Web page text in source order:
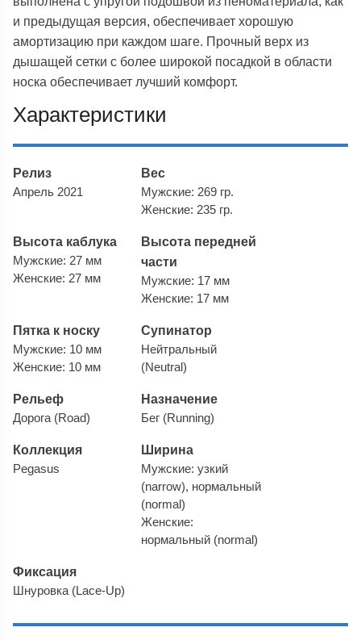
и предыдущая версия, обеспечивает хорошую
амортизацию при каждом шаге. Прочный верх из
дышащей сетки с более широкой посадкой в области
носка обеспечивает лучший комфорт.
Характеристики
Релиз
Апрель 2021
Вес
Мужские: 269 гр.
Женские: 235 гр.
Высота каблука
Мужские: 27 мм
Женские: 27 мм
Высота передней
части
Мужские: 17 мм
Женские: 17 мм
Пятка к носку
Мужские: 10 мм
Женские: 10 мм
Супинатор
Нейтральный
(Neutral)
Рельеф
Дорога (Road)
Назначение
Бег (Running)
Коллекция
Pegasus
Ширина
Мужские: узкий
(narrow), нормальный
(normal)
Женские:
нормальный (normal)
Фиксация
Шнуровка (Lace-Up)